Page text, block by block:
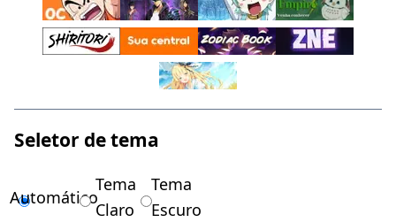
Seletor de tema
Automático
Tema
Claro
Tema
Escuro